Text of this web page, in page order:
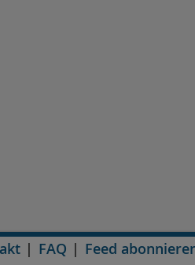
FAQ Feed